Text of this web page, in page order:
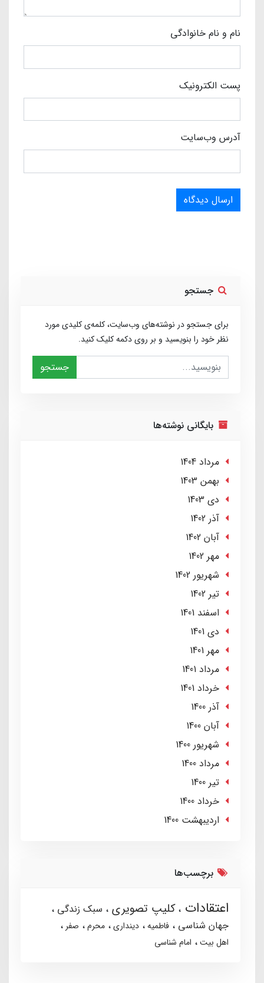
نام و نام خانوادگی
پست الکترونیک
آدرس وب‌سایت
ارسال دیدگاه
جستجو
برای جستجو در نوشته‌های وب‌سایت، کلمه‌ی کلیدی مورد
نظر خود را بنویسید و بر روی دکمه کلیک کنید.
جستجو
بایگانی نوشته‌ها
مرداد 1404
بهمن 1403
دی 1403
آذر 1402
آبان 1402
مهر 1402
شهریور 1402
تير 1402
اسفند 1401
دی 1401
مهر 1401
مرداد 1401
خرداد 1401
آذر 1400
آبان 1400
شهریور 1400
مرداد 1400
تير 1400
خرداد 1400
ارديبهشت 1400
برچسب‌ها
اعتقادات کلیپ تصویری
سبک زندگی
جهان شناسی
فاطمیه دینداری محرم
صفر
اهل بیت
امام شناسی